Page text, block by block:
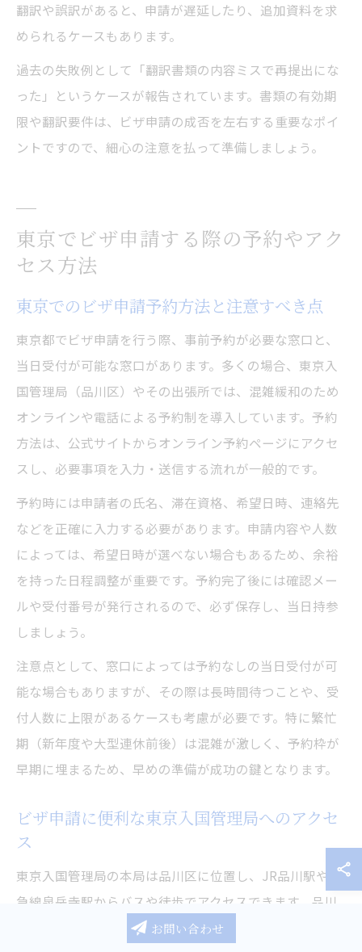
翻訳や誤訳があると、申請が遅延したり、追加資料を求
められるケースもあります。
過去の失敗例として「翻訳書類の内容ミスで再提出にな
った」というケースが報告されています。書類の有効期
限や翻訳要件は、ビザ申請の成否を左右する重要なポイ
ントですので、細心の注意を払って準備しましょう。
東京でビザ申請する際の予約やアク
セス方法
東京でのビザ申請予約方法と注意すべき点
東京都でビザ申請を行う際、事前予約が必要な窓口と、
当日受付が可能な窓口があります。多くの場合、東京入
国管理局（品川区）やその出張所では、混雑緩和のため
オンラインや電話による予約制を導入しています。予約
方法は、公式サイトからオンライン予約ページにアクセ
スし、必要事項を入力・送信する流れが一般的です。
予約時には申請者の氏名、滞在資格、希望日時、連絡先
などを正確に入力する必要があります。申請内容や人数
によっては、希望日時が選べない場合もあるため、余裕
を持った日程調整が重要です。予約完了後には確認メー
ルや受付番号が発行されるので、必ず保存し、当日持参
しましょう。
注意点として、窓口によっては予約なしの当日受付が可
能な場合もありますが、その際は長時間待つことや、受
付人数に上限があるケースも考慮が必要です。特に繁忙
期（新年度や大型連休前後）は混雑が激しく、予約枠が
早期に埋まるため、早めの準備が成功の鍵となります。
ビザ申請に便利な東京入国管理局へのアクセ
ス
東京入国管理局の本局は品川区に位置し、JR品川駅や京
急線泉岳寺駅からバスや徒歩でアクセスできます。品川
駅からは専用のシャトルバスも運行されており、初めて
お問い合わせ